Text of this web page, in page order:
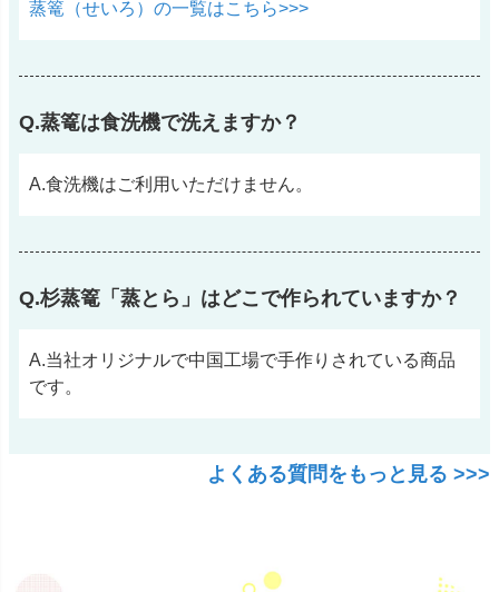
蒸篭（せいろ）の一覧はこちら>>>
Q.蒸篭は食洗機で洗えますか？
A.食洗機はご利用いただけません。
Q.杉蒸篭「蒸とら」はどこで作られていますか？
A.当社オリジナルで中国工場で手作りされている商品
です。
よくある質問をもっと見る >>>